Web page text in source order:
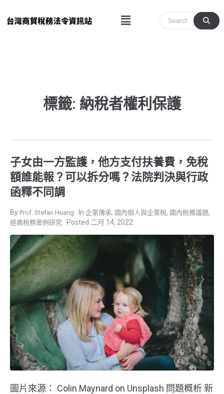
Menu
標籤: 納稅者權利保護
子女由一方監護，他方支付扶養費，免稅
額誰能報？可以拆分嗎？法院判決與行政
函釋不同調
Prof. Stefan Huang 企業傳承, 國內個人與企業稅, 國內稅務議題,
經典稅務案例研究 二月 14, 2022
圖片來源： Colin Maynard on Unsplash 問題概析 新